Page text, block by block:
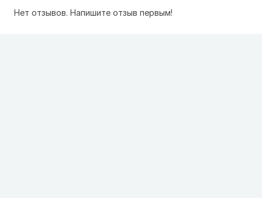
Нет отзывов. Напишите отзыв первым!